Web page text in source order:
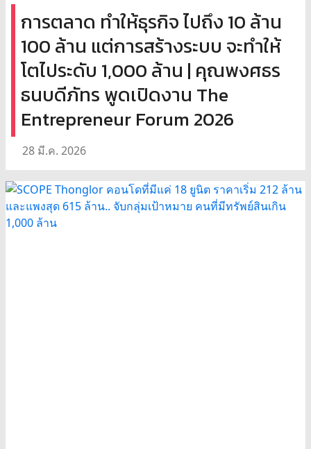
การตลาด ทำให้ธุรกิจ ไปถึง 10 ล้าน
100 ล้าน แต่การสร้างระบบ จะทำให้
โตไประดับ 1,000 ล้าน | คุณพงศธร
ธนบดีภัทร พูดเปิดงาน The
Entrepreneur Forum 2026
28 มี.ค. 2026